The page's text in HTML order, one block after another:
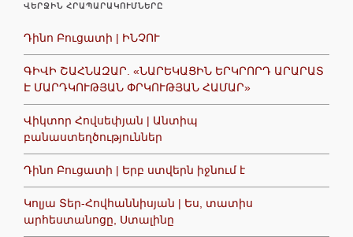
ՎԵՐՋԻՆ ՀՐԱՊԱՐԱԿՈՒՄՆԵՐԸ
Դինո Բուցատի | ԻՆՉՈՒ
ԳԻՎԻ ՇԱՀՆԱԶԱՐ. «ՆԱՐԵԿԱՑԻՆ ԵՐԿՐՈՐԴ ԱՐԱՐԱՏ
Է ՄԱՐԴԿՈՒԹՅԱՆ ՓՐԿՈՒԹՅԱՆ ՀԱՄԱՐ»
Վիկտոր Հովսեփյան | Անտիպ
բանաստեղծություններ
Դինո Բուցատի | Երբ ստվերն իջնում է
Կոլյա Տեր-Հովհաննիսյան | Ես, տատիս
արհեստանոցը, Ստալինը